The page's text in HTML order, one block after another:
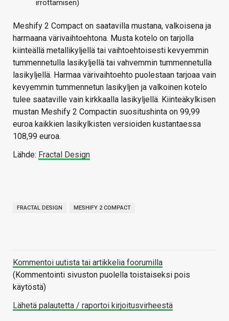
irrottamisen)
Meshify 2 Compact on saatavilla mustana, valkoisena ja
harmaana värivaihtoehtona. Musta kotelo on tarjolla
kiinteällä metallikyljellä tai vaihtoehtoisesti kevyemmin
tummennetulla lasikyljellä tai vahvemmin tummennetulla
lasikyljellä. Harmaa värivaihtoehto puolestaan tarjoaa vain
kevyemmin tummennetun lasikyljen ja valkoinen kotelo
tulee saataville vain kirkkaalla lasikyljellä. Kiinteäkylkisen
mustan Meshify 2 Compactin suositushinta on 99,99
euroa kaikkien lasikylkisten versioiden kustantaessa
108,99 euroa.
Lähde: Fractal Design
FRACTAL DESIGN MESHIFY 2 COMPACT
Kommentoi uutista tai artikkelia foorumilla
(Kommentointi sivuston puolella toistaiseksi pois
käytöstä)
Lähetä palautetta / raportoi kirjoitusvirheestä